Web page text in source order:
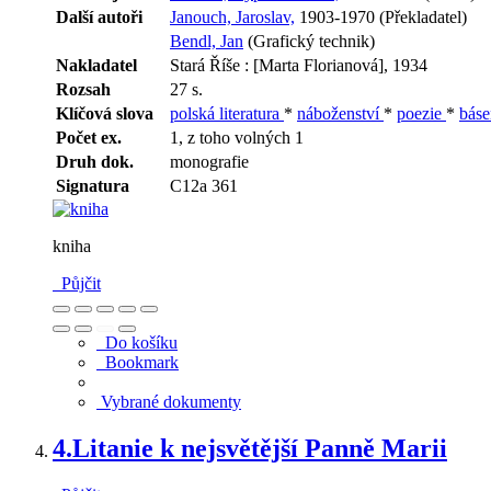
Další autoři
Janouch, Jaroslav, 1903-1970 (Překladatel)
Bendl, Jan (Grafický technik)
Nakladatel
Stará Říše : [Marta Florianová], 1934
Rozsah
27 s.
Klíčová slova
polská literatura * náboženství * poezie *
Počet ex.
1, z toho volných 1
Druh dok.
monografie
Signatura
C12a 361
kniha
Půjčit
Do košíku
Bookmark
Vybrané dokumenty
4.Litanie k nejsvětější Panně Marii